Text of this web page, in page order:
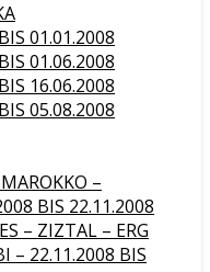
01.01.2008
01.06.2008
16.06.2008
05.08.2008
–
BIS 22.11.2008
– ZIZTAL – ERG
– 22.11.2008 BIS